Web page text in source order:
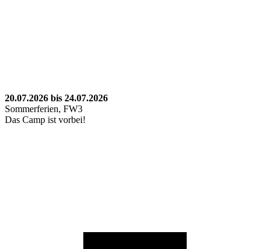
20.07.2026 bis 24.07.2026
Sommerferien, FW3
Das Camp ist vorbei!